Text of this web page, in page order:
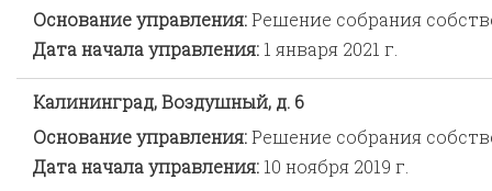
Основание управления:Решение собрания
Дата начала управления: 1 января 2021 г.
Калининград, Воздушный, д. 6
Основание управления:Решение собрания
Дата начала управления: 10 ноября 2019 г.